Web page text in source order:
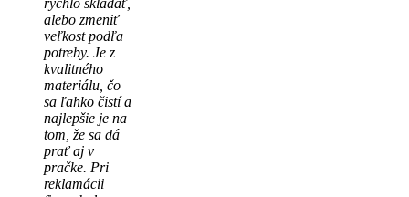
alebo zmeniť
veľkost podľa
potreby. Je z
kvalitného
materiálu, čo
sa ľahko čistí a
najlepšie je na
tom, že sa dá
prať aj v
pračke. Pri
reklamácii